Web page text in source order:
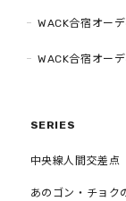
WACK合宿オー
WACK合宿オー
SERIES
中央線人間交差点
あのゴン・チョク